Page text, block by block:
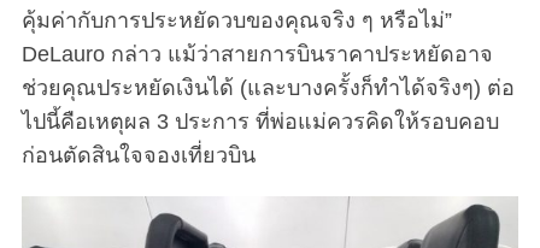
คุ้มค่ากับการประหยัดวบของคุณจริง ๆ หรือไม่”
DeLauro กล่าว แม้ว่าสายการบินราคาประหยัดอาจ
ช่วยคุณประหยัดเงินได้ (และบางครั้งก็ทำได้จริงๆ) ต่อ
ไปนี้คือเหตุผล 3 ประการ ที่พ่อแม่ควรคิดให้รอบคอบ
ก่อนตัดสินใจจองเที่ยวบิน